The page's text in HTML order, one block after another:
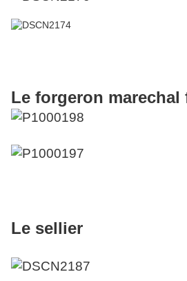
Le forgeron marechal
Le sellier